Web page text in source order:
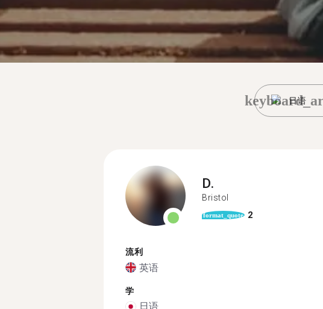
日语
D.
Bristol
format_quote 2
流利
英语
学
日语